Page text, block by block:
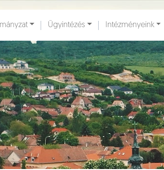
Ügyintézés Intézményeink
[ ]